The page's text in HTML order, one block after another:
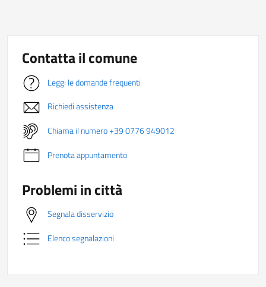
Contatta il comune
Leggi le domande frequenti
Richiedi assistenza
Chiama il numero +39 0776 949012
Prenota appuntamento
Problemi in città
Segnala disservizio
Elenco segnalazioni